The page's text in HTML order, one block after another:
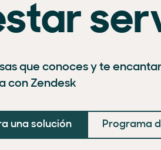
que conoces y te
con Zendesk
una solución Programa